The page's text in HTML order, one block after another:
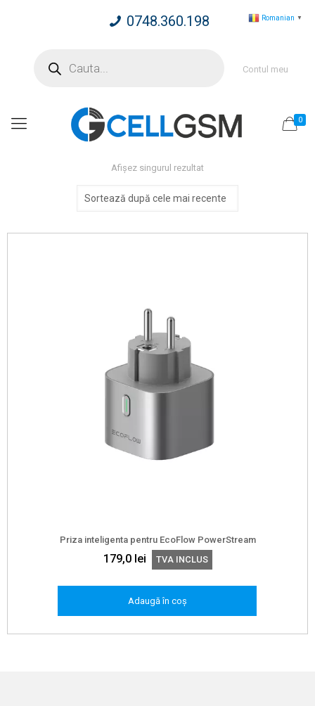
0748.360.198
search
Contul meu
0
Afișez singurul rezultat
Priza inteligenta pentru EcoFlow PowerStream
179,0 lei TVA INCLUS
Adaugă în coș
Romanian ▼